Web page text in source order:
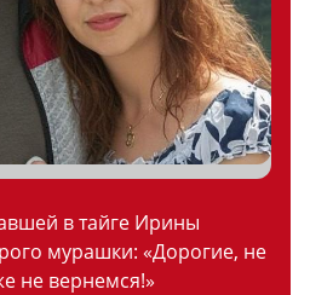
в тайге Ирины
мурашки: «Дорогие, не
не вернемся!»